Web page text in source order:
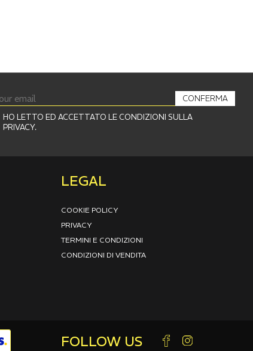
HO LETTO ED ACCETTATO LE CONDIZIONI SULLA
PRIVACY.
CONFERMA
LEGAL
COOKIE POLICY
PRIVACY
TERMINI E CONDIZIONI
CONDIZIONI DI VENDITA
FOLLOW US